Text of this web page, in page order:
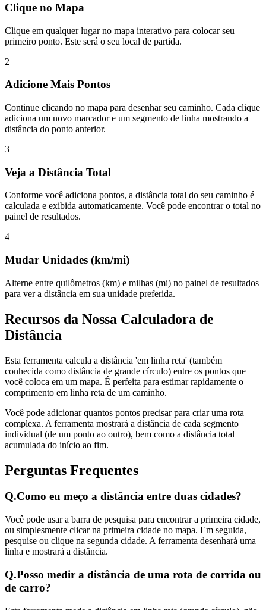
Clique no Mapa
Clique em qualquer lugar no mapa interativo para colocar seu
primeiro ponto. Este será o seu local de partida.
2
Adicione Mais Pontos
Continue clicando no mapa para desenhar seu caminho. Cada clique
adiciona um novo marcador e um segmento de linha mostrando a
distância do ponto anterior.
3
Veja a Distância Total
Conforme você adiciona pontos, a distância total do seu caminho é
calculada e exibida automaticamente. Você pode encontrar o total no
painel de resultados.
4
Mudar Unidades (km/mi)
Alterne entre quilômetros (km) e milhas (mi) no painel de resultados
para ver a distância em sua unidade preferida.
Recursos da Nossa Calculadora de
Distância
Esta ferramenta calcula a distância 'em linha reta' (também
conhecida como distância de grande círculo) entre os pontos que
você coloca em um mapa. É perfeita para estimar rapidamente o
comprimento em linha reta de um caminho.
Você pode adicionar quantos pontos precisar para criar uma rota
complexa. A ferramenta mostrará a distância de cada segmento
individual (de um ponto ao outro), bem como a distância total
acumulada do início ao fim.
Perguntas Frequentes
Q.Como eu meço a distância entre duas cidades?
Você pode usar a barra de pesquisa para encontrar a primeira cidade,
ou simplesmente clicar na primeira cidade no mapa. Em seguida,
pesquise ou clique na segunda cidade. A ferramenta desenhará uma
linha e mostrará a distância.
Q.Posso medir a distância de uma rota de corrida ou
de carro?